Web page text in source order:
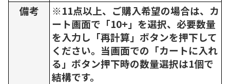
備考
※11点以上、ご購入希望の場合は、カ
ート画面で「10+」を選択、必要数量
を入力し「再計算」ボタンを押下して
ください。当画面での「カートに入れ
る」ボタン押下時の数量選択は1個で
結構です。